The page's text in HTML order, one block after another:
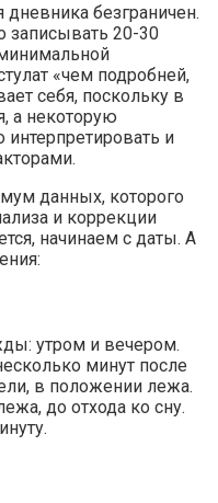
безграничен.
записывать 20-30
«чем подробней,
себя, поскольку в
а некоторую
и
данных, которого
и коррекции
начинаем с даты. А
утром и вечером.
минут после
в положении лежа.
до отхода ко сну.